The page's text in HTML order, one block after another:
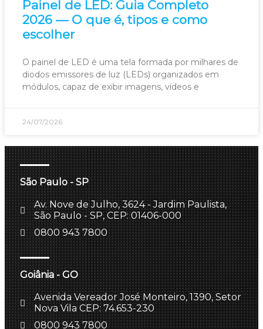
Painel de LED: Guia Completo
2026 — O que é, tipos e como
escolher
O painel de LED é uma tela formada por milhares de
diodos emissores de luz (LEDs) organizados em
módulos, capaz de exibir imagens, vídeos e
24/07/2026
São Paulo - SP
Av. Nove de Julho, 3624 - Jardim Paulista,
São Paulo - SP, CEP: 01406-000
0800 943 7800
Goiânia - GO
Avenida Vereador José Monteiro, 1390, Setor
Nova Vila CEP: 74.653-230
0800 943 7800